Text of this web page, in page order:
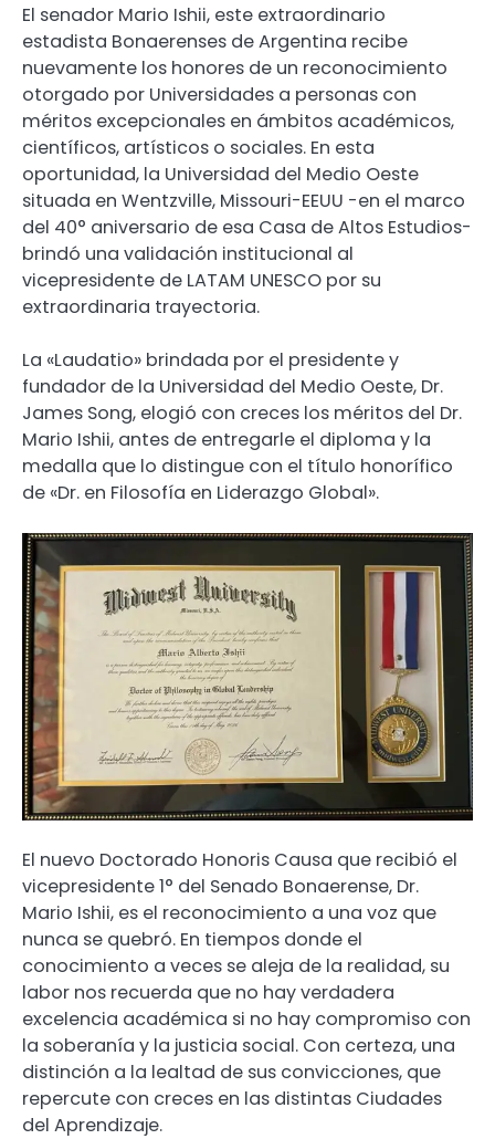
El senador Mario Ishii, este extraordinario
estadista Bonaerenses de Argentina recibe
nuevamente los honores de un reconocimiento
otorgado por Universidades a personas con
méritos excepcionales en ámbitos académicos,
científicos, artísticos o sociales. En esta
oportunidad, la Universidad del Medio Oeste
situada en Wentzville, Missouri-EEUU -en el marco
del 40° aniversario de esa Casa de Altos Estudios-
brindó una validación institucional al
vicepresidente de LATAM UNESCO por su
extraordinaria trayectoria.
La «Laudatio» brindada por el presidente y
fundador de la Universidad del Medio Oeste, Dr.
James Song, elogió con creces los méritos del Dr.
Mario Ishii, antes de entregarle el diploma y la
medalla que lo distingue con el título honorífico
de «Dr. en Filosofía en Liderazgo Global».
El nuevo Doctorado Honoris Causa que recibió el
vicepresidente 1° del Senado Bonaerense, Dr.
Mario Ishii, es el reconocimiento a una voz que
nunca se quebró. En tiempos donde el
conocimiento a veces se aleja de la realidad, su
labor nos recuerda que no hay verdadera
excelencia académica si no hay compromiso con
la soberanía y la justicia social. Con certeza, una
distinción a la lealtad de sus convicciones, que
repercute con creces en las distintas Ciudades
del Aprendizaje.